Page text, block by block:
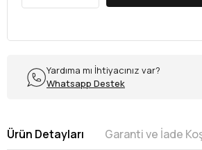
Yardıma mı İhtiyacınız var?
Whatsapp Destek
Ürün Detayları Garanti ve İade